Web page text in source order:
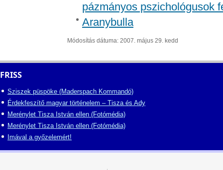
pázmányos pszichológusok
Aranybulla
Módosítás dátuma: 2007. május 29. kedd
FRISS
Sziszek püspöke (Maderspach Kommandó)
Érdekfeszítő magyar történelem – Tisza és Ady
Merénylet Tisza István ellen (Fotómédia)
Merénylet Tisza István ellen (Fotómédia)
Imával a győzelemért!